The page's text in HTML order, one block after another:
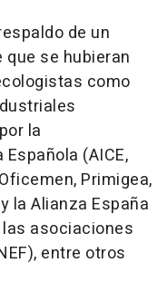
de un
se hubieran
como
la
(AICE,
Primigea,
la Alianza España
asociaciones
entre otros